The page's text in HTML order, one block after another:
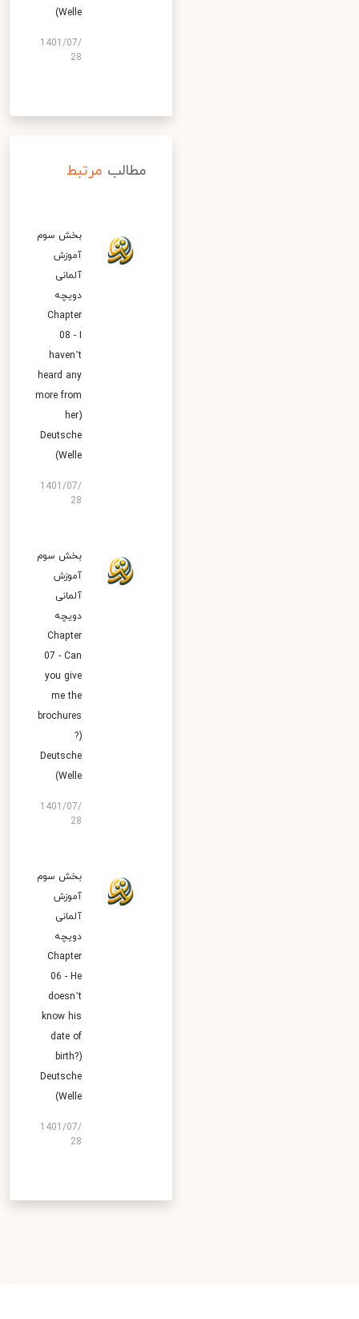
Welle)
1401/07/
28
مطالب مرتبط
بخش سوم
آموزش
آلمانی
دویچه
Chapter
08 - I
haven’t
heard any
more from
her)
Deutsche
Welle)
1401/07/
28
بخش سوم
آموزش
آلمانی
دویچه
Chapter
07 - Can
you give
me the
brochures
Deutsche
Welle)
1401/07/
28
بخش سوم
آموزش
آلمانی
دویچه
Chapter
06 - He
doesn’t
know his
date of
birth?)
Deutsche
Welle)
1401/07/
28